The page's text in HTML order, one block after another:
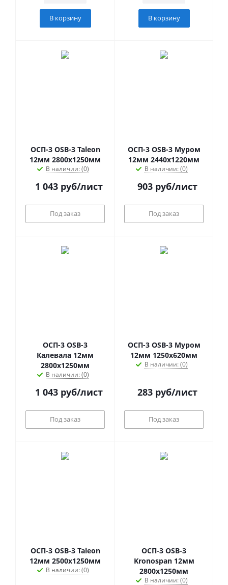
В корзину В корзину
ОСП-3 OSB-3 Taleon
12мм 2800х1250мм
В наличии: (0)
1 043руб/лист
Под заказ
ОСП-3 OSB-3 Муром
12мм 2440х1220мм
В наличии: (0)
903 руб/лист
Под заказ
ОСП-3 OSB-3
Калевала 12мм
2800х1250мм
В наличии: (0)
1 043руб/лист
Под заказ
ОСП-3 OSB-3 Муром
12мм 1250х620мм
В наличии: (0)
283 руб/лист
Под заказ
ОСП-3 OSB-3 Taleon
12мм 2500х1250мм
В наличии: (0)
ОСП-3 OSB-3
Kronospan 12мм
2800х1250мм
В наличии: (0)